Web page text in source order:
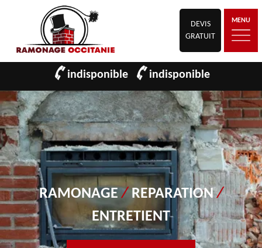
DEVIS
GRATUIT
MENU
indisponible indisponible
RAMONAGE/ REPARATION/
ENTRETIENT